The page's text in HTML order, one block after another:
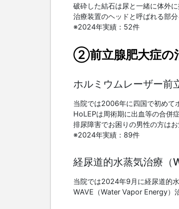
破砕した結石は尿と一緒に体外に
治療装置のヘッドと呼ばれる部
※2024年実績：52件
②前立腺肥大症の
ホルミウムレーザー前
当院では2006年に四国で初めて
HoLEPは周術期に出血等の合併
排尿障害でお困りの男性の方はお
※2024年実績：89件
経尿道的水蒸気治療（
当院では2024年9月に経尿道的
WAVE（Water Vapor Energy）